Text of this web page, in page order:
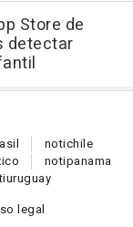
Store de
detectar
notichile
notipanama
uruguay
legal